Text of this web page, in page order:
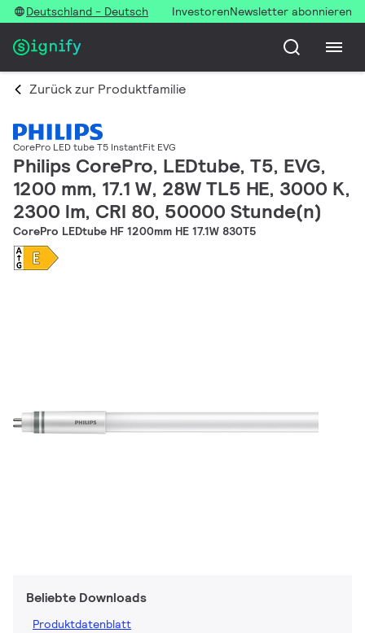
Deutschland - Deutsch InvestorenNewsletter abonnieren
Zurück zur Produktfamilie
CorePro LED tube T5 InstantFit EVG
Philips CorePro, LEDtube, T5, EVG,
1200 mm, 17.1 W, 28W TL5 HE, 3000 K,
2300 lm, CRI 80, 50000 Stunde(n)
CorePro LEDtube HF 1200mm HE 17.1W 830T5
Beliebte Downloads
Produktdatenblatt